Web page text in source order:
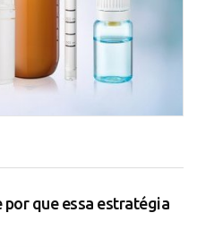
por que essa estratégia